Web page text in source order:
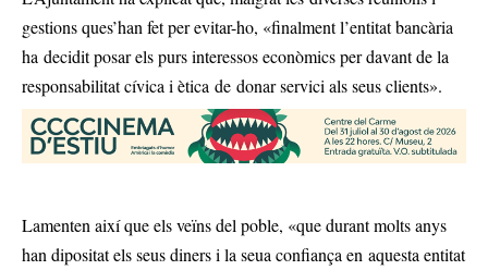
gestions ques’han fet per evitar-ho, «finalment l’entitat bancària
ha decidit posar els purs interessos econòmics per davant de la
responsabilitat cívica i ètica de donar servici als seus clients».
Lamenten així que els veïns del poble, «que durant molts anys
han dipositat els seus diners i la seua confiança en aquesta entitat